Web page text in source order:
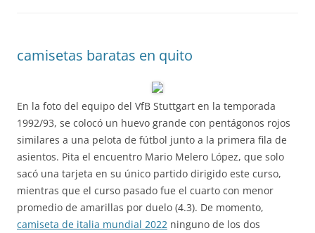
camisetas baratas en quito
En la foto del equipo del VfB Stuttgart en la temporada
1992/93, se colocó un huevo grande con pentágonos rojos
similares a una pelota de fútbol junto a la primera fila de
asientos. Pita el encuentro Mario Melero López, que solo
sacó una tarjeta en su único partido dirigido este curso,
mientras que el curso pasado fue el cuarto con menor
promedio de amarillas por duelo (4.3). De momento,
camiseta de italia mundial 2022 ninguno de los dos